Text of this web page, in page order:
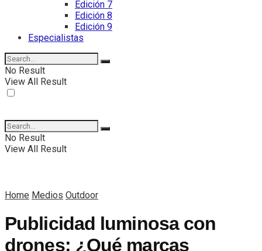
Edición 7
Edición 8
Edición 9
Especialistas
No Result
View All Result
No Result
View All Result
Home Medios Outdoor
Publicidad luminosa con
drones: ¿Qué marcas